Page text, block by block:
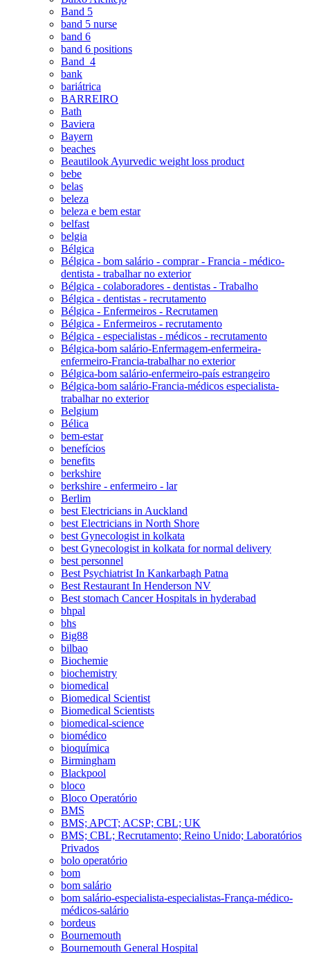
Band 5
band 5 nurse
band 6
band 6 positions
Band_4
bank
bariátrica
BARREIRO
Bath
Baviera
Bayern
beaches
Beautilook Ayurvedic weight loss product
bebe
belas
beleza
beleza e bem estar
belfast
belgia
Bélgica
Bélgica - bom salário - comprar - Francia - médico-
dentista - trabalhar no exterior
Bélgica - colaboradores - dentistas - Trabalho
Bélgica - dentistas - recrutamento
Bélgica - Enfermeiros - Recrutamen
Bélgica - Enfermeiros - recrutamento
Bélgica - especialistas - médicos - recrutamento
Bélgica-bom salário-Enfermagem-enfermeira-
enfermeiro-Francia-trabalhar no exterior
Bélgica-bom salário-enfermeiro-país estrangeiro
Bélgica-bom salário-Francia-médicos especialista-
trabalhar no exterior
Belgium
Bélica
bem-estar
benefícios
benefits
berkshire
berkshire - enfermeiro - lar
Berlim
best Electricians in Auckland
best Electricians in North Shore
best Gynecologist in kolkata
best Gynecologist in kolkata for normal delivery
best personnel
Best Psychiatrist In Kankarbagh Patna
Best Restaurant In Henderson NV
Best stomach Cancer Hospitals in hyderabad
bhpal
bhs
Big88
bilbao
Biochemie
biochemistry
biomedical
Biomedical Scientist
Biomedical Scientists
biomedical-science
biomédico
bioquímica
Birmingham
Blackpool
bloco
Bloco Operatório
BMS
BMS; APCT; ACSP; CBL; UK
BMS; CBL; Recrutamento; Reino Unido; Laboratórios
Privados
bolo operatório
bom
bom salário
bom salário-especialista-especialistas-França-médico-
médicos-salário
bordeus
Bournemouth
Bournemouth General Hospital